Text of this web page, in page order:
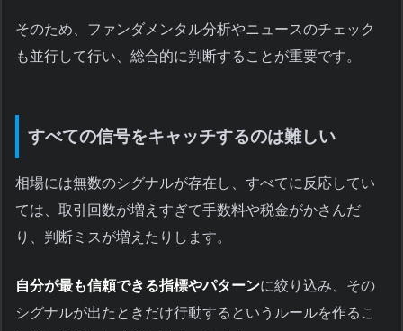
そのため、ファンダメンタル分析やニュースのチェック
も並行して行い、総合的に判断することが重要です。
すべての信号をキャッチするのは難しい
相場には無数のシグナルが存在し、すべてに反応してい
ては、取引回数が増えすぎて手数料や税金がかさんだ
り、判断ミスが増えたりします。
自分が最も信頼できる指標やパターンに絞り込み、その
シグナルが出たときだけ行動するというルールを作るこ